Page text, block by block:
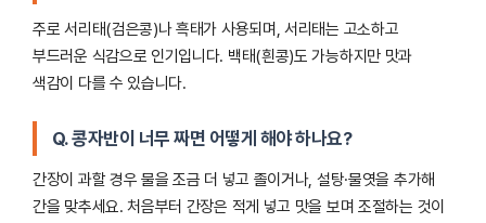
주로 서리태(검은콩)나 흑태가 사용되며, 서리태는 고소하고
부드러운 식감으로 인기입니다. 백태(흰콩)도 가능하지만 맛과
색감이 다를 수 있습니다.
Q. 콩자반이 너무 짜면 어떻게 해야 하나요?
간장이 과할 경우 물을 조금 더 넣고 졸이거나, 설탕·물엿을 추가해
간을 맞추세요. 처음부터 간장은 적게 넣고 맛을 보며 조절하는 것이